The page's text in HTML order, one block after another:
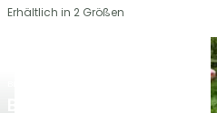
Erhältlich in 2 Größen